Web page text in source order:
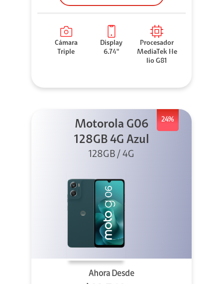
Cámara
Triple
Display
6.74"
Procesador
MediaTek He
lio G81
24%
Motorola G06
128GB 4G Azul
128GB / 4G
Ahora Desde